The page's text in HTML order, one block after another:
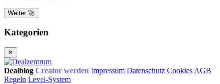
Weiter 🚀
Kategorien
✕
Dealblog Creator werden Impressum Datenschutz Cookies AGB
Regeln Level-System